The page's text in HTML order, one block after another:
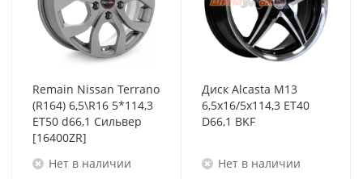
Remain Nissan Terrano
(R164) 6,5\R16 5*114,3
ET50 d66,1 Сильвер
[16400ZR]
Нет в наличии
Диск Alcasta M13
6,5x16/5x114,3 ET40
D66,1 BKF
Нет в наличии